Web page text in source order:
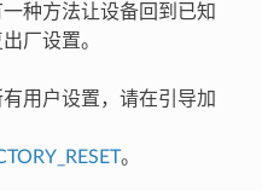
种方法让设备回到已知
厂设置。
用户设置，请在引导加
。